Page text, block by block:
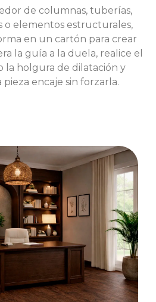
de columnas, tuberías,
o elementos estructurales,
en un cartón para crear
la guía a la duela, realice el
la holgura de dilatación y
encaje sin forzarla.